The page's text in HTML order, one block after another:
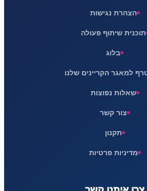
הצהרת נגישות
תוכנית שיתוף פעולה
בלוג
למאגר הקריינים שלנו
שאלות נפוצות
צור קשר
תקנון
מדיניות פרטיות